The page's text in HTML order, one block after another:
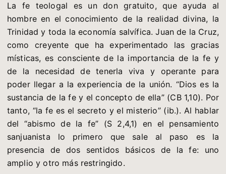
La fe teologal es un don gratuito, que ayuda al
hombre en el conocimiento de la realidad divina, la
Trinidad y toda la economía salvífica. Juan de la Cruz,
como creyente que ha experimentado las gracias
místicas, es consciente de la importancia de la fe y
de la necesidad de tenerla viva y operante para
poder llegar a la experiencia de la unión. “Dios es la
sustancia de la fe y el concepto de ella” (CB 1,10). Por
tanto, “la fe es el secreto y el misterio” (ib.). Al hablar
del “abismo de la fe” (S 2,4,1) en el pensamiento
sanjuanista lo primero que sale al paso es la
presencia de dos sentidos básicos de la fe: uno
amplio y otro más restringido.